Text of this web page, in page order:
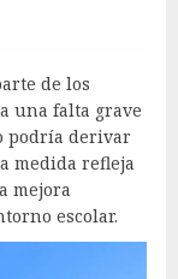
de los
una falta grave
podría derivar
medida refleja
mejora
escolar.